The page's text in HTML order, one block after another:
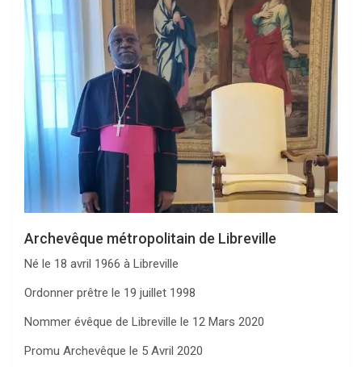
Archevêque métropolitain de Libreville
Né le 18 avril 1966 à Libreville
Ordonner prêtre le 19 juillet 1998
Nommer évêque de Libreville le 12 Mars 2020
Promu Archevêque le 5 Avril 2020